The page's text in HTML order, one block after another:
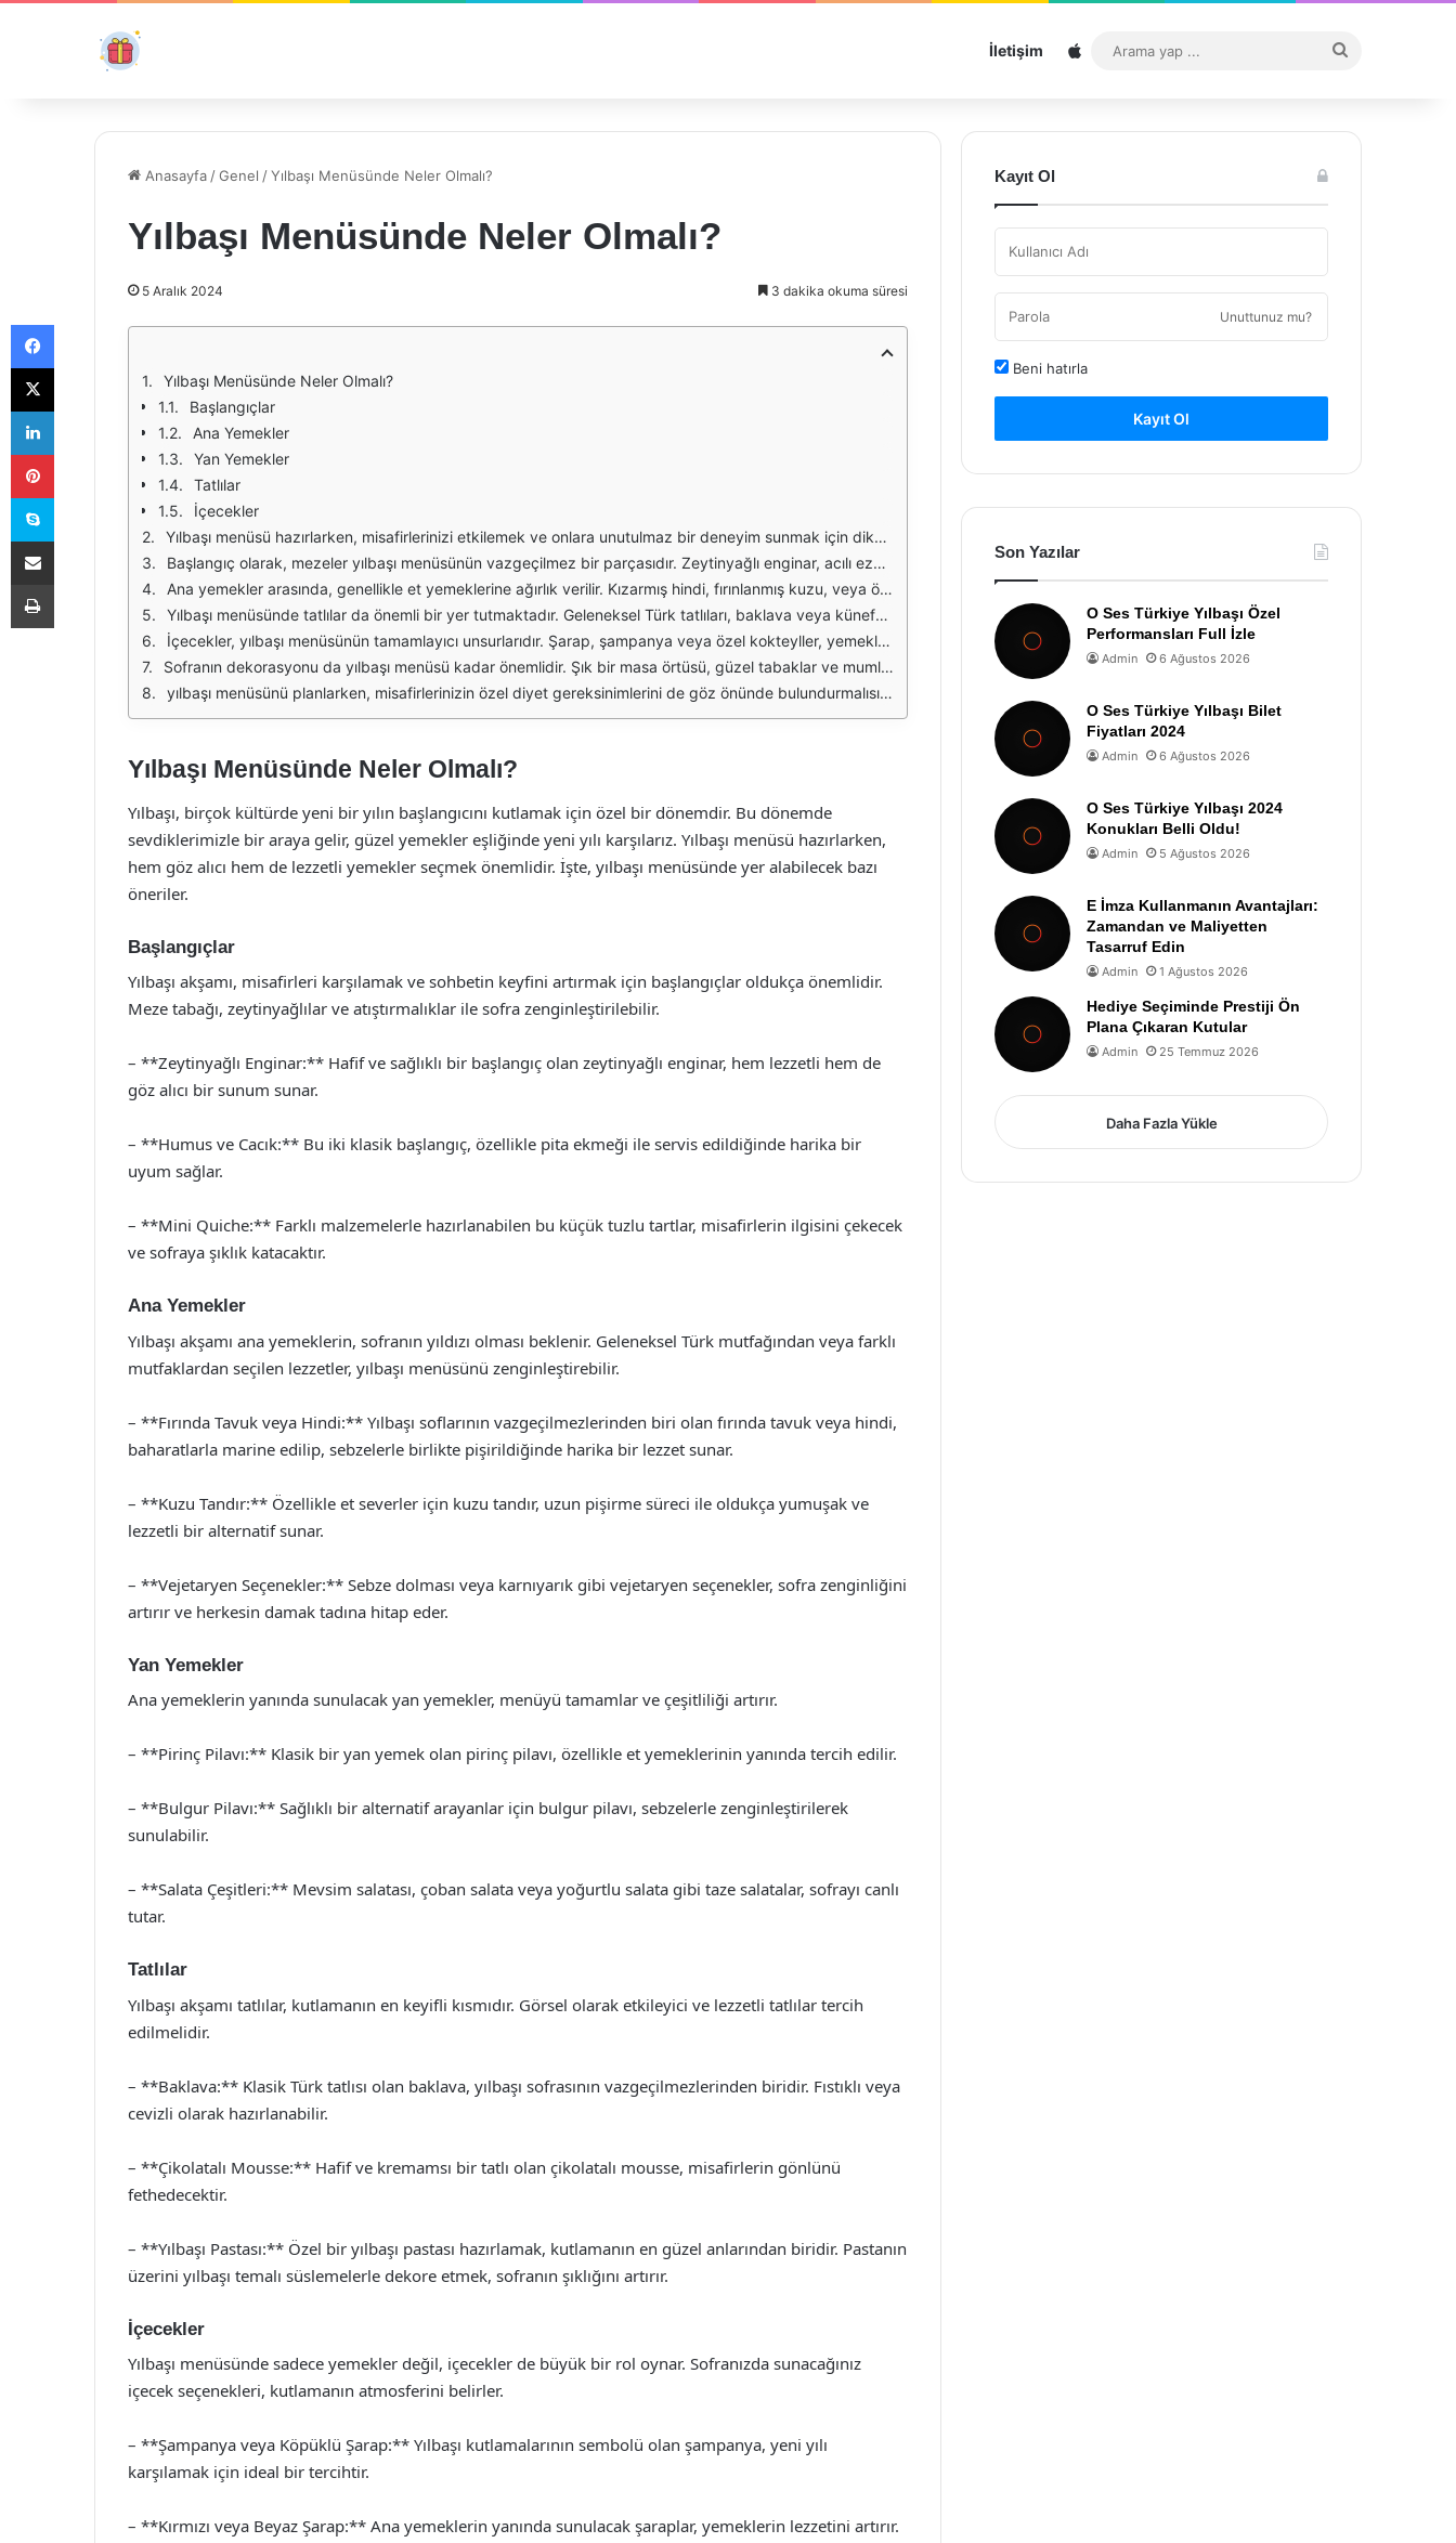
İletişim Sitemap
...
Anasayfa /Genel /Yılbaşı Menüsünde Neler Olmalı?
Yılbaşı Menüsünde Neler Olmalı?
5 Aralık 2024 3 dakika okuma süresi
Yılbaşı Menüsünde Neler Olmalı?
Başlangıçlar
Ana Yemekler
Yan Yemekler
Tatlılar
İçecekler
Yılbaşı menüsü hazırlarken, misafirlerinizi etkilemek ve onlara unutulmaz bir deneyim sunmak için dikkatli bir planlama yapmak önemlidir. Menüde yer alacak yemeklerin çeşitliliği, lezzeti ve sunumu, yılbaşı kutlamalarının ruhunu yansıtmalıdır. Geleneksel lezzetlerden modern dokunuşlara kadar birçok seçenek bulunmaktadır. Herkesin damak zevkine hitap eden bir menü oluşturmak, misafirlerinizin keyifli bir akşam geçirmesini sağlayacaktır.
Başlangıç olarak, mezeler yılbaşı menüsünün vazgeçilmez bir parçasıdır. Zeytinyağlı enginar, acılı ezme, haydari gibi soğuk mezeler, sofranın görselliğini artırır ve misafirlerin iştahını açar. Ayrıca, sıcak mezeler de eklenerek çeşitlilik sağlanabilir. Fırında beyaz peynir, karides güveç gibi seçenekler, başlangıçları daha da özel kılacaktır.
Ana yemekler arasında, genellikle et yemeklerine ağırlık verilir. Kızarmış hindi, fırınlanmış kuzu, veya özel soslarla marine edilmiş dana eti, yılbaşı akşamının yıldızları arasında yer alır. Et yemeklerinin yanında sunulacak garnitürler de oldukça önemlidir. Patates püresi, sebze graten veya pirinç pilavı gibi klasik yan yemekler, ana yemeği tamamlayarak zengin bir tat deneyimi sunar.
Yılbaşı menüsünde tatlılar da önemli bir yer tutmaktadır. Geleneksel Türk tatlıları, baklava veya künefe gibi seçeneklerle sofrayı şenlendirebilir. Bunun yanı sıra, çikolatalı sufle veya meyve turtası gibi modern tatlılar da tercih edilebilir. Tatlıların sunumu, yemeğin genel atmosferini tamamlamak açısından büyük bir öneme sahiptir. Şık tabaklar ve güzel sunumlar, misafirlerinize görsel bir şölen sunar.
İçecekler, yılbaşı menüsünün tamamlayıcı unsurlarıdır. Şarap, şampanya veya özel kokteyller, yemeklerin yanında servis edilebilir. Ayrıca, alkolsüz alternatifler de sunarak her misafirin damak zevkine hitap etmek önemlidir. Aromalı sodalar, meyve suları ve çeşitli bitki çayları, yılbaşı akşamının neşesini artıracaktır.
Sofranın dekorasyonu da yılbaşı menüsü kadar önemlidir. Şık bir masa örtüsü, güzel tabaklar ve mumlar, akşam yemeğinizi daha özel hale getirebilir. Ayrıca, yılbaşı temalı süslemeler ile masa üzerinde hoş bir atmosfer yaratabilirsiniz. Misafirlerinizi ağırlarken, göz alıcı bir masa düzeni ile onları etkilemek, unutulmaz anlar yaşatacaktır.
yılbaşı menüsünü planlarken, misafirlerinizin özel diyet gereksinimlerini de göz önünde bulundurmalısınız. Vejetaryen, vegan veya glütensiz beslenen misafirleriniz için alternatifler sunmak, onların da keyifli bir akşam geçirmelerini sağlayacaktır. Bu şekilde, herkesin mutlu olduğu ve güzel anılar biriktirdiği bir yılbaşı akşamı yaratabilirsiniz.
Yılbaşı Menüsünde Neler Olmalı?
Yılbaşı, birçok kültürde yeni bir yılın başlangıcını kutlamak için özel bir dönemdir. Bu dönemde
sevdiklerimizle bir araya gelir, güzel yemekler eşliğinde yeni yılı karşılarız. Yılbaşı menüsü hazırlarken,
hem göz alıcı hem de lezzetli yemekler seçmek önemlidir. İşte, yılbaşı menüsünde yer alabilecek bazı
öneriler.
Başlangıçlar
Yılbaşı akşamı, misafirleri karşılamak ve sohbetin keyfini artırmak için başlangıçlar oldukça önemlidir.
Meze tabağı, zeytinyağlılar ve atıştırmalıklar ile sofra zenginleştirilebilir.
– **Zeytinyağlı Enginar:** Hafif ve sağlıklı bir başlangıç olan zeytinyağlı enginar, hem lezzetli hem de
göz alıcı bir sunum sunar.
– **Humus ve Cacık:** Bu iki klasik başlangıç, özellikle pita ekmeği ile servis edildiğinde harika bir
uyum sağlar.
– **Mini Quiche:** Farklı malzemelerle hazırlanabilen bu küçük tuzlu tartlar, misafirlerin ilgisini çekecek
ve sofraya şıklık katacaktır.
Ana Yemekler
Yılbaşı akşamı ana yemeklerin, sofranın yıldızı olması beklenir. Geleneksel Türk mutfağından veya farklı
mutfaklardan seçilen lezzetler, yılbaşı menüsünü zenginleştirebilir.
– **Fırında Tavuk veya Hindi:** Yılbaşı soflarının vazgeçilmezlerinden biri olan fırında tavuk veya hindi,
baharatlarla marine edilip, sebzelerle birlikte pişirildiğinde harika bir lezzet sunar.
– **Kuzu Tandır:** Özellikle et severler için kuzu tandır, uzun pişirme süreci ile oldukça yumuşak ve
lezzetli bir alternatif sunar.
– **Vejetaryen Seçenekler:** Sebze dolması veya karnıyarık gibi vejetaryen seçenekler, sofra zenginliğini
artırır ve herkesin damak tadına hitap eder.
Yan Yemekler
Ana yemeklerin yanında sunulacak yan yemekler, menüyü tamamlar ve çeşitliliği artırır.
– **Pirinç Pilavı:** Klasik bir yan yemek olan pirinç pilavı, özellikle et yemeklerinin yanında tercih edilir.
– **Bulgur Pilavı:** Sağlıklı bir alternatif arayanlar için bulgur pilavı, sebzelerle zenginleştirilerek
sunulabilir.
– **Salata Çeşitleri:** Mevsim salatası, çoban salata veya yoğurtlu salata gibi taze salatalar, sofrayı canlı
tutar.
Tatlılar
Yılbaşı akşamı tatlılar, kutlamanın en keyifli kısmıdır. Görsel olarak etkileyici ve lezzetli tatlılar tercih
edilmelidir.
– **Baklava:** Klasik Türk tatlısı olan baklava, yılbaşı sofrasının vazgeçilmezlerinden biridir. Fıstıklı veya
cevizli olarak hazırlanabilir.
– **Çikolatalı Mousse:** Hafif ve kremamsı bir tatlı olan çikolatalı mousse, misafirlerin gönlünü
fethedecektir.
– **Yılbaşı Pastası:** Özel bir yılbaşı pastası hazırlamak, kutlamanın en güzel anlarından biridir. Pastanın
üzerini yılbaşı temalı süslemelerle dekore etmek, sofranın şıklığını artırır.
İçecekler
Yılbaşı menüsünde sadece yemekler değil, içecekler de büyük bir rol oynar. Sofranızda sunacağınız
içecek seçenekleri, kutlamanın atmosferini belirler.
– **Şampanya veya Köpüklü Şarap:** Yılbaşı kutlamalarının sembolü olan şampanya, yeni yılı
karşılamak için ideal bir tercihtir.
– **Kırmızı veya Beyaz Şarap:** Ana yemeklerin yanında sunulacak şaraplar, yemeklerin lezzetini artırır.
Kayıt Ol
Unuttunuz mu?
Beni hatırla
Kayıt Ol
Son Yazılar
O Ses Türkiye Yılbaşı Özel
Performansları Full İzle
Admin 6 Ağustos 2026
O Ses Türkiye Yılbaşı Bilet
Fiyatları 2024
Admin 6 Ağustos 2026
O Ses Türkiye Yılbaşı 2024
Konukları Belli Oldu!
Admin 5 Ağustos 2026
E İmza Kullanmanın Avantajları:
Zamandan ve Maliyetten
Tasarruf Edin
Admin 1 Ağustos 2026
Hediye Seçiminde Prestiji Ön
Plana Çıkaran Kutular
Admin 25 Temmuz 2026
Daha Fazla Yükle
Facebook
X
LinkedIn
Pinterest
Skype
E-Posta ile paylaş